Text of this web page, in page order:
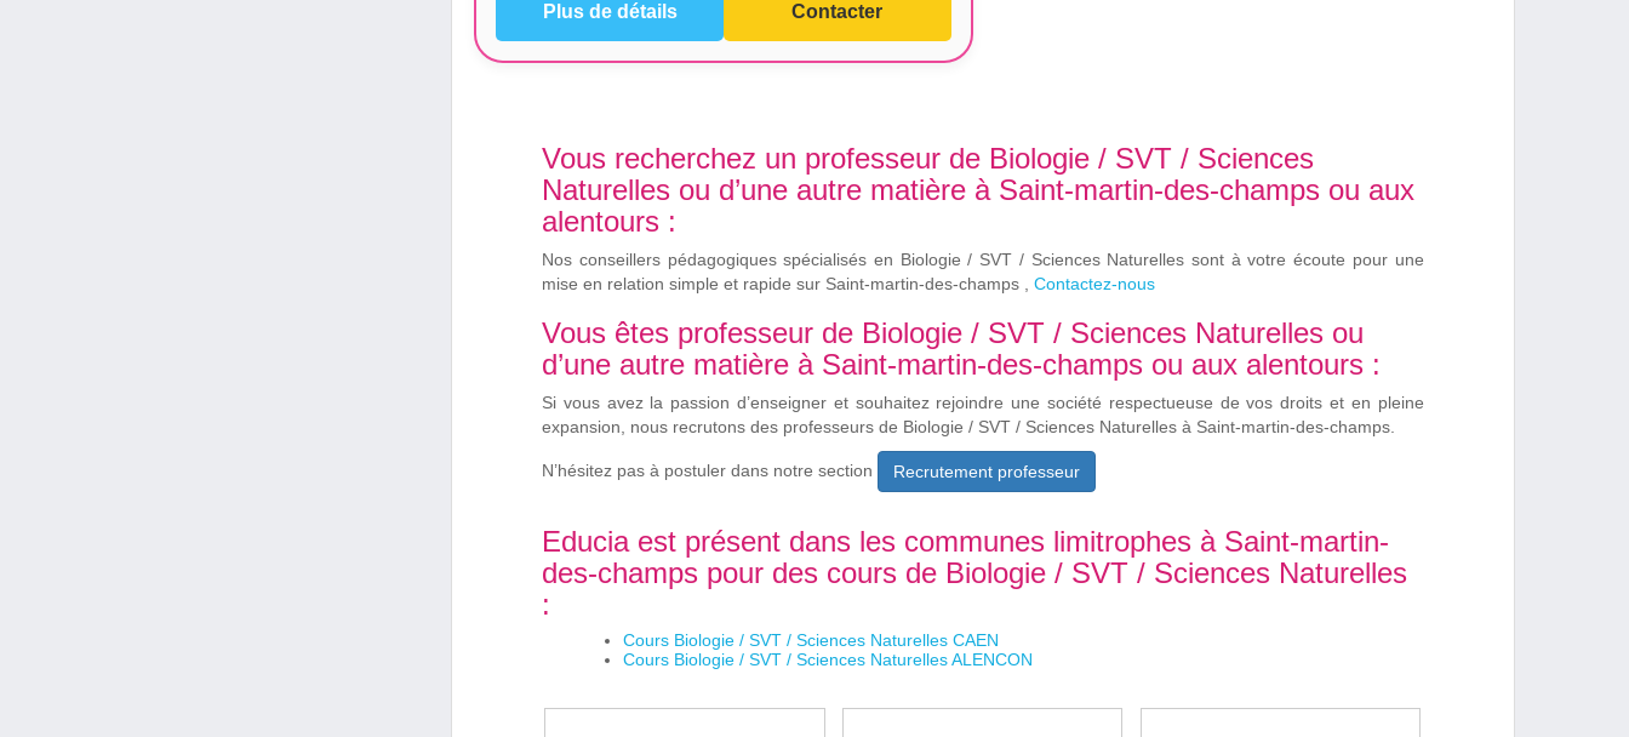
Plus de détails Contacter
Vous recherchez un professeur de Biologie / SVT / Sciences
Naturelles ou d’une autre matière à Saint-martin-des-champs ou aux
alentours :
Nos conseillers pédagogiques spécialisés en Biologie / SVT / Sciences Naturelles sont à votre écoute pour une
mise en relation simple et rapide sur Saint-martin-des-champs ,Contactez-nous
Vous êtes professeur de Biologie / SVT / Sciences Naturelles ou
d’une autre matière à Saint-martin-des-champs ou aux alentours :
Si vous avez la passion d’enseigner et souhaitez rejoindre une société respectueuse de vos droits et en pleine
expansion, nous recrutons des professeurs de Biologie / SVT / Sciences Naturelles à Saint-martin-des-champs.
N’hésitez pas à postuler dans notre section Recrutement professeur
Educia est présent dans les communes limitrophes à Saint-martin-
des-champs pour des cours de Biologie / SVT / Sciences Naturelles
:
Cours Biologie / SVT / Sciences Naturelles CAEN
Cours Biologie / SVT / Sciences Naturelles ALENCON